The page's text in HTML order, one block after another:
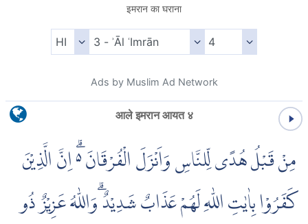
इमरान का घराना
Ads by Muslim Ad Network
आले इमरान आयत ४
مِنْ قَبْلُ هُدًى لِّلنَّاسِ وَاَنْزَلَ الْفُرْقَانَ ەۗ اِنَّ الَّذِيْنَ
كَفَرُوْا بِاٰيٰتِ اللّٰهِ لَهُمْ عَذَابٌ شَدِيْدٌ ۗوَاللّٰهُ عَزِيْزٌ ذُو